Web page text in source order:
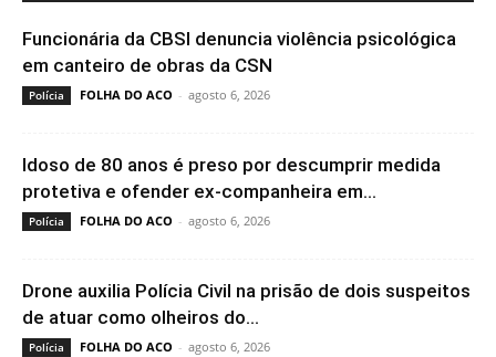
Funcionária da CBSI denuncia violência psicológica
em canteiro de obras da CSN
Polícia FOLHA DO ACO - agosto 6, 2026
Idoso de 80 anos é preso por descumprir medida
protetiva e ofender ex-companheira em...
Polícia FOLHA DO ACO - agosto 6, 2026
Drone auxilia Polícia Civil na prisão de dois suspeitos
de atuar como olheiros do...
Polícia FOLHA DO ACO - agosto 6, 2026